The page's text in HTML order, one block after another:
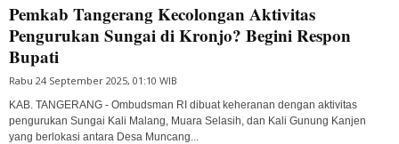
Pemkab Tangerang Kecolongan Aktivitas
Pengurukan Sungai di Kronjo? Begini Respon
Bupati
Rabu 24 September 2025, 01:10 WIB
KAB. TANGERANG - Ombudsman RI dibuat keheranan dengan aktivitas
pengurukan Sungai Kali Malang, Muara Selasih, dan Kali Gunung Kanjen
yang berlokasi antara Desa Muncang...